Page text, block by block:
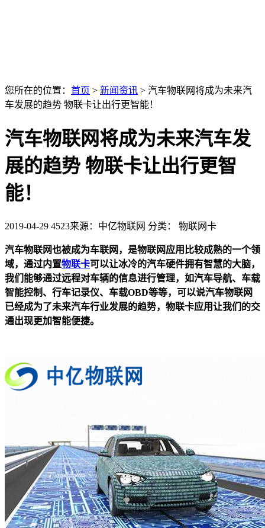
您所在的位置： 首页 > 新闻资讯 > 汽车物联网将成为未来汽
车发展的趋势 物联卡让出行更智能！
汽车物联网将成为未来汽车发
展的趋势 物联卡让出行更智
能！
2019-04-29 4523来源：中亿物联网 分类： 物联网卡
汽车物联网也被成为车联网，是物联网应用比较成熟的一个领
域，通过内置物联卡可以让冰冷的汽车硬件拥有智慧的大脑，
我们能够通过远程对车辆的信息进行管理，如汽车导航、车载
智能控制、行车记录仪、车载OBD等等，可以说汽车物联网
已经成为了未来汽车行业发展的趋势，物联卡应用让我们的交
通出现更加智能便捷。